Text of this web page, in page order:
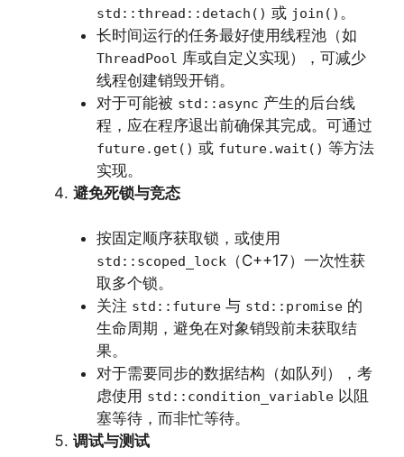
std::thread::detach() 或 join() 。
长时间运行的任务最好使用线程池（如
ThreadPool 库或自定义实现），可减少
线程创建销毁开销。
对于可能被 std::async 产生的后台线
程，应在程序退出前确保其完成。可通过
future.get() 或 future.wait() 等方法
实现。
避免死锁与竞态
按固定顺序获取锁，或使用
std::scoped_lock（C++17）一次性获
取多个锁。
关注 std::future与 std::promise的
生命周期，避免在对象销毁前未获取结
果。
对于需要同步的数据结构（如队列），考
虑使用 std::condition_variable以阻
塞等待，而非忙等待。
调试与测试